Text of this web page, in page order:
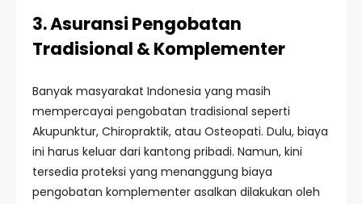
3. Asuransi Pengobatan
Tradisional & Komplementer
Banyak masyarakat Indonesia yang masih
mempercayai pengobatan tradisional seperti
Akupunktur, Chiropraktik, atau Osteopati. Dulu, biaya
ini harus keluar dari kantong pribadi. Namun, kini
tersedia proteksi yang menanggung biaya
pengobatan komplementer asalkan dilakukan oleh